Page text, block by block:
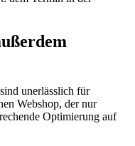
unerlässlich für
Webshop, der nur
Optimierung auf